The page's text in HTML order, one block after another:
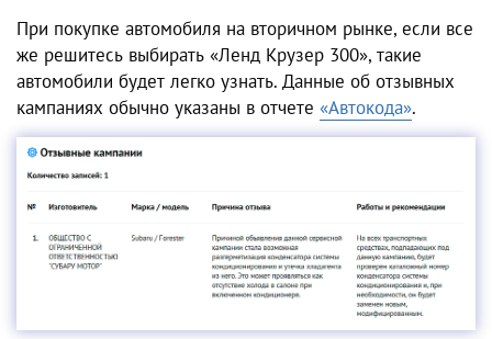
При покупке автомобиля на вторичном рынке, если все
же решитесь выбирать «Ленд Крузер 300», такие
автомобили будет легко узнать. Данные об отзывных
кампаниях обычно указаны в отчете «Автокода».